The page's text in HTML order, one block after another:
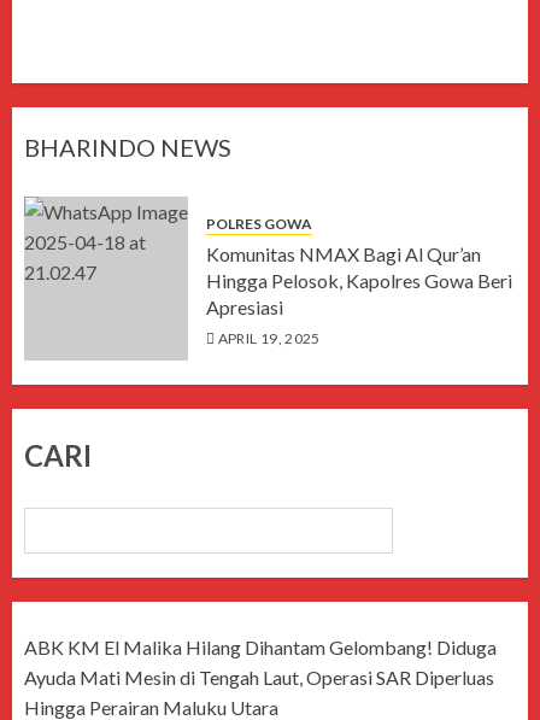
BHARINDO NEWS
POLRES GOWA
Komunitas NMAX Bagi Al Qur’an
Hingga Pelosok, Kapolres Gowa Beri
Apresiasi
APRIL 19, 2025
CARI
ABK KM El Malika Hilang Dihantam Gelombang! Diduga
Ayuda Mati Mesin di Tengah Laut, Operasi SAR Diperluas
Hingga Perairan Maluku Utara